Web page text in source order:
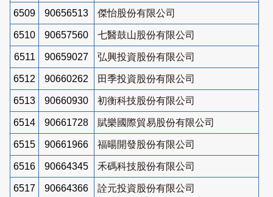
6509 90656513 傑怡股份有限公司
6510 90657560 七醫鼓山股份有限公司
6511 90659027 弘興投資股份有限公司
6512 90660262 田季投資股份有限公司
6513 90660930 初衡科技股份有限公司
6514 90661728 賦樂國際貿易股份有限公司
6515 90661966 福暘開發股份有限公司
6516 90664345 禾碼科技股份有限公司
6517 90664366 詮元投資股份有限公司